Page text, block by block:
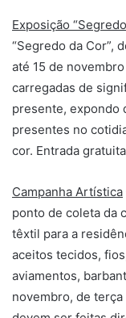
Exposição
“Segredo da Cor”,
até 15 de
carregadas de
presente, expondo
presentes no
cor. Entrada
Campanha Artística
ponto de coleta da
têxtil para a
aceitos tecidos,
aviamentos,
novembro, de terça